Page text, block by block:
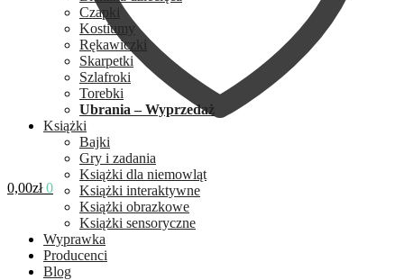
0,00zł 0
Czapki
Kostiumy
Rękawiczki
Skarpetki
Szlafroki
Torebki
Ubrania – Wyprzedaż
Książki
Bajki
Gry i zadania
Książki dla niemowląt
Książki interaktywne
Książki obrazkowe
Książki sensoryczne
Wyprawka
Producenci
Blog